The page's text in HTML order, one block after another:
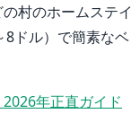
村のホームステイ
8ドル）で簡素なベ
年正直ガイド